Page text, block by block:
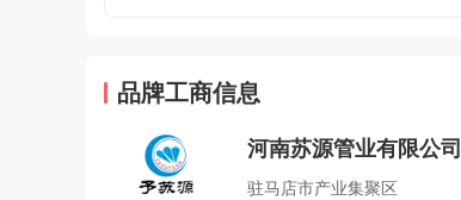
品牌工商信息
河南苏源管业有限公司
驻马店市产业集聚区